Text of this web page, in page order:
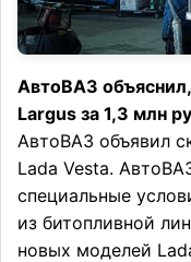
АвтоВАЗ объяснил,
Largus за 1,3 млн
АвтоВАЗ объявил
Lada Vesta.
специальные
из битопливной
новых моделей